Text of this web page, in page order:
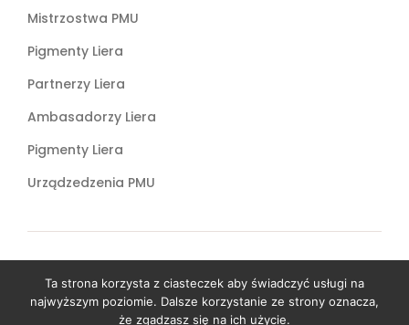
Mistrzostwa PMU
Pigmenty Liera
Partnerzy Liera
Ambasadorzy Liera
Pigmenty Liera
Urządzedzenia PMU
Makijaż permanentny Warszawa.
Ta strona korzysta z ciasteczek aby świadczyć usługi na
najwyższym poziomie. Dalsze korzystanie ze strony oznacza,
że zgadzasz się na ich użycie.